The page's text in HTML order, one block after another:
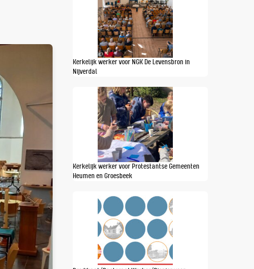
Kerkelijk werker voor NGK De Levensbron in
Nijverdal
Kerkelijk werker voor Protestantse Gemeenten
Heumen en Groesbeek